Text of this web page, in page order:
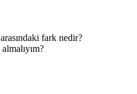
fark nedir?